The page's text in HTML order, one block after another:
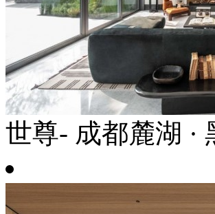
世尊- 成都麓湖 ·